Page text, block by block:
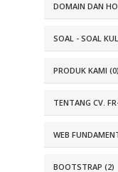
DOMAIN DAN
SOAL - SOAL
PRODUK KAMI (0)
TENTANG CV.
WEB
BOOTSTRAP (2)